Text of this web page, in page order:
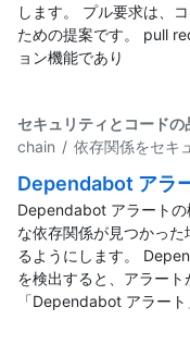
します。 プル要求は、
ための提案です。 pull
ョン機能であり
セキュリティとコードの
chain / 依存関係をセキ
Dependabot アラ
Dependabot アラート
な依存関係が見つかっ
るようにします。
を検出すると、アラート
「Dependabot アラート